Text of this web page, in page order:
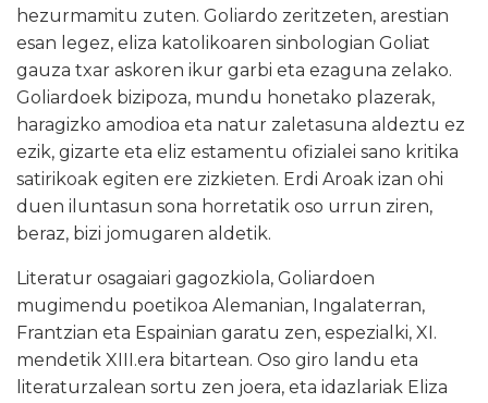
hezurmamitu zuten. Goliardo zeritzeten, arestian
esan legez, eliza katolikoaren sinbologian Goliat
gauza txar askoren ikur garbi eta ezaguna zelako.
Goliardoek bizipoza, mundu honetako plazerak,
haragizko amodioa eta natur zaletasuna aldeztu ez
ezik, gizarte eta eliz estamentu ofizialei sano kritika
satirikoak egiten ere zizkieten. Erdi Aroak izan ohi
duen iluntasun sona horretatik oso urrun ziren,
beraz, bizi jomugaren aldetik.
Literatur osagaiari gagozkiola, Goliardoen
mugimendu poetikoa Alemanian, Ingalaterran,
Frantzian eta Espainian garatu zen, espezialki, XI.
mendetik XIII.era bitartean. Oso giro landu eta
literaturzalean sortu zen joera, eta idazlariak Eliza